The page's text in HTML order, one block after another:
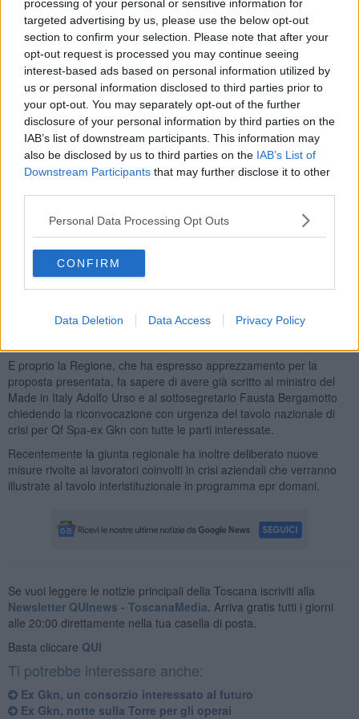
processing of your personal or sensitive information for
targeted advertising by us, please use the below opt-out
section to confirm your selection. Please note that after your
opt-out request is processed you may continue seeing
interest-based ads based on personal information utilized by
us or personal information disclosed to third parties prior to
your opt-out. You may separately opt-out of the further
disclosure of your personal information by third parties on the
IAB’s list of downstream participants. This information may
also be disclosed by us to third parties on the IAB’s List of
Downstream Participants that may further disclose it to other
Personal Data Processing Opt Outs
CONFIRM
Data Deletion Data Access Privacy Policy
toscani.
L'intesa è un progetto non vincolante presentato da Gff ieri a
Firenze nella sede della Regione Toscana, presente anche il
consigliere del presidente della Regione Eugenio Giani per le crisi
aziendali, Valerio Fabiani.
Ai 6 milioni di euro si aggiungono, hanno spiegato gli operai,
500mila euro di capitalizzazione della stessa Gff che ha attivato una
campagna di azionariato popolare che supera quella cifra e punta
al milione di euro.
Primo socio finanziatore, con 150mila euro provenienti da un
crowfunding, sarà il comitato della Società operaia di mutuo
soccorso (Soms) Insorgiamo.
L'obiettivo dichiarato dagli ex lavoratori Gkn è creare nello
stabilimento campigiano un polo delle rinnovabili e della mobilità
produttività che quanto a esperimento sociale. Per questo la Rsu
E proprio la Regione, che ha espresso apprezzamento per la
proposta presentata, fa sapere di avere già scritto al ministro del
Made in Italy Adolfo Urso e al sottosegretario Fausta Bergamotto
chiedendo la riconvocazione con urgenza del tavolo nazionale di
crisi per Qf Spa-ex Gkn con tutte le parti interessate.
Recentemente la giunta regionale ha inoltre deliberato nuove
misure rivolte ai lavoratori coinvolti in crisi aziendali che verranno
illustrate al tavolo interistituzionale in programma epr domani.
Se vuoi leggere le notizie principali della Toscana iscriviti alla
Newsletter QUInews - ToscanaMedia. Arriva gratis tutti i giorni
alle 20:00 direttamente nella tua casella di posta.
Basta cliccare QUI
Ti potrebbe interessare anche:
Ex Gkn, un consorzio interessato al futuro
Ex Gkn, notte sulla Torre per gli operai